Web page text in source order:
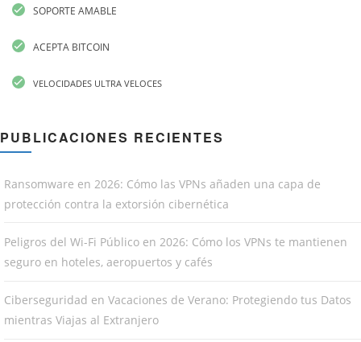
SOPORTE AMABLE
ACEPTA BITCOIN
VELOCIDADES ULTRA VELOCES
PUBLICACIONES RECIENTES
Ransomware en 2026: Cómo las VPNs añaden una capa de
protección contra la extorsión cibernética
Peligros del Wi-Fi Público en 2026: Cómo los VPNs te mantienen
seguro en hoteles, aeropuertos y cafés
Ciberseguridad en Vacaciones de Verano: Protegiendo tus Datos
mientras Viajas al Extranjero